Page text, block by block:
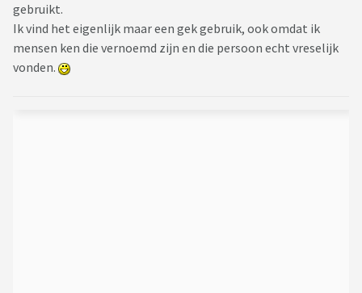
gebruikt.
Ik vind het eigenlijk maar een gek gebruik, ook omdat ik
mensen ken die vernoemd zijn en die persoon echt vreselijk
vonden.